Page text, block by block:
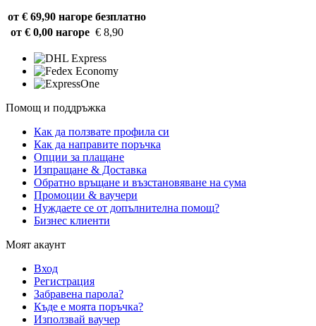
от € 69,90 нагоре безплатно
от € 0,00 нагоре € 8,90
Помощ и поддръжка
Как да ползвате профила си
Как да направите поръчка
Опции за плащане
Изпращане & Доставка
Обратно връщане и възстановяване на сума
Промоции & ваучери
Нуждаете се от допълнителна помощ?
Бизнес клиенти
Моят акаунт
Вход
Регистрация
Забравена парола?
Къде е моята поръчка?
Използвай ваучер